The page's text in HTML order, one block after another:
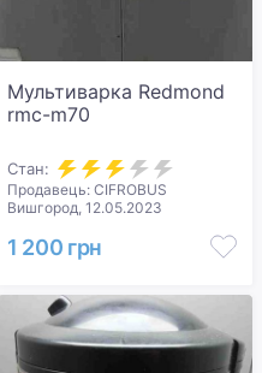
Мультиварка Redmond
rmc-m70
Стан:
Продавець: CIFROBUS
Вишгород, 12.05.2023
1 200 грн